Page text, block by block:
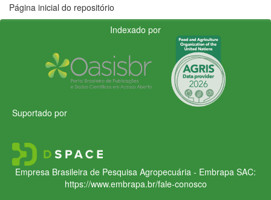
Página inicial do repositório
Indexado por
Suportado por
Empresa Brasileira de Pesquisa Agropecuária - Embrapa SAC:
https://www.embrapa.br/fale-conosco